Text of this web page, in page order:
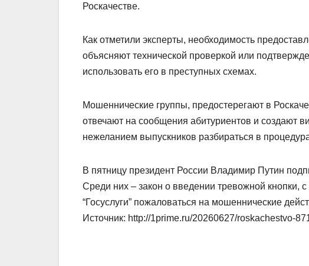
Роскачестве.
Как отметили эксперты, необходимость
объясняют технической проверкой или
использовать его в преступных схемах.
Мошеннические группы, предостерегают в
отвечают на сообщения абитуриентов и создают
нежеланием выпускников разбираться в
В пятницу президент России Владимир Путин
Среди них – закон о введении тревожной кнопки,
“Госуслуги” пожаловаться на мошеннические
Источник: http://1prime.ru/20260627/roskachestvo-